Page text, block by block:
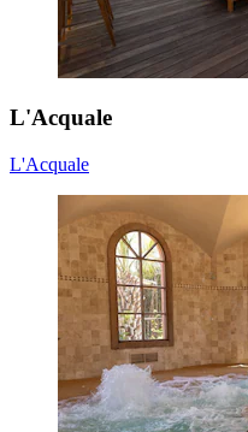
L'Acquale
L'Acquale